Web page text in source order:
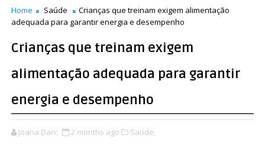
Home Saúde
Crianças que treinam exigem alimentação
adequada para garantir energia e desempenho
Crianças que treinam exigem
alimentação adequada para garantir
energia e desempenho
Joana Darc 2 months ago Saúde,